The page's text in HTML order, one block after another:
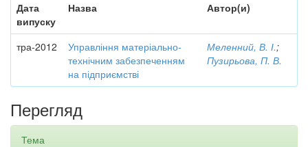
Дата
випуску
Назва Автор(и)
тра-2012
Управління матеріально-
технічним забезпеченням
на підприємстві
Меленний, В. І.;
Пузирьова, П. В.
Перегляд
Тема